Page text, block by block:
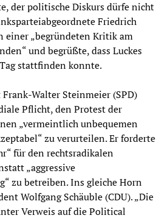
der politische Diskurs dürfe nicht
Friedrich
einer „begründeten Kritik am
und begrüßte, dass Luckes
stattfinden konnte.
Walter Steinmeier (SPD)
Pflicht, den Protest der
„vermeintlich unbequemen
zu verurteilen. Er forderte
für den rechtsradikalen
„aggressive
zu betreiben. Ins gleiche Horn
Wolfgang Schäuble (CDU). „Die
Verweis auf die Political